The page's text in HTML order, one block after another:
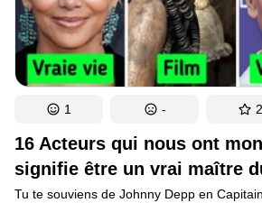
16 Acteurs qui nous ont
signifie être un vrai maître
Tu te souviens de Johnny Depp en
1 - 2